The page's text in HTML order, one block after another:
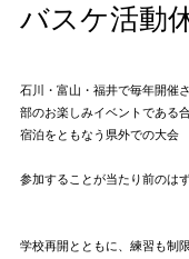
バスケ活動
石川・富山・福井で毎年開催
部のお楽しみイベントである
宿泊をともなう県外での大会
参加することが当たり前のは
学校再開とともに、練習も制